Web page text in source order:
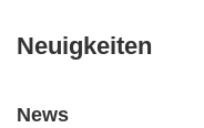
Neuigkeiten
News